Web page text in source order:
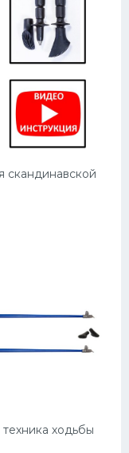
скандинавской
ходьбы